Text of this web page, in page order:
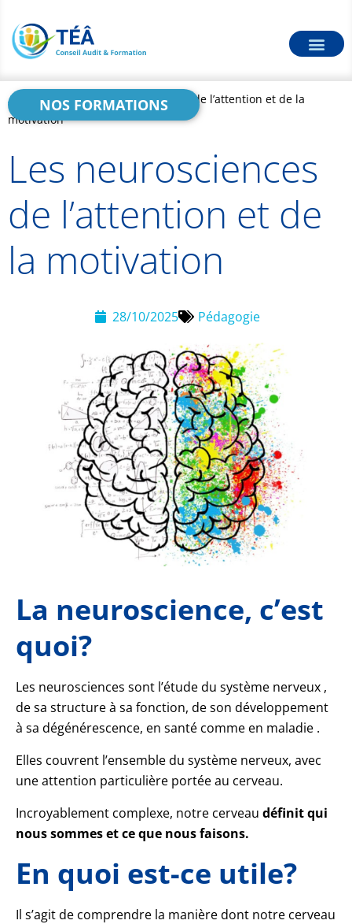
NOS FORMATIONS
Accueil>Blog>Les neurosciences de l’attention et de la
motivation
Les neurosciences
de l’attention et de
la motivation
28/10/2025 Pédagogie
La neuroscience, c’est
quoi?
Les neurosciences sont l’étude du système nerveux ,
de sa structure à sa fonction, de son développement
à sa dégénérescence, en santé comme en maladie .
Elles couvrent l’ensemble du système nerveux, avec
une attention particulière portée au cerveau.
Incroyablement complexe, notre cerveau définit qui
nous sommes et ce que nous faisons.
En quoi est-ce utile?
Il s’agit de comprendre la manière dont notre cerveau